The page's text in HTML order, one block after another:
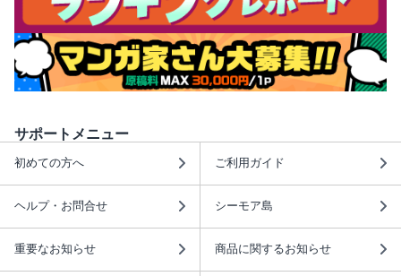
サポートメニュー
初めての方へ ご利用ガイド
ヘルプ・お問合せ シーモア島
重要なお知らせ 商品に関するお知らせ